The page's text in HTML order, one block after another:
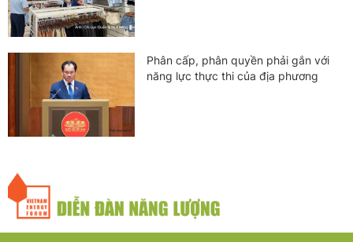
Phân cấp, phân quyền phải gắn với
năng lực thực thi của địa phương